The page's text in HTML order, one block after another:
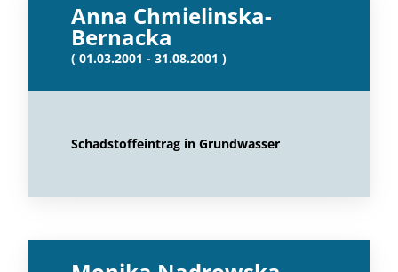
Anna Chmielinska-
Bernacka
( 01.03.2001 - 31.08.2001 )
Schadstoffeintrag in Grundwasser